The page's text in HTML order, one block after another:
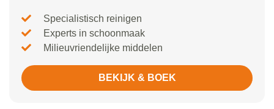
Specialistisch reinigen
Experts in schoonmaak
Milieuvriendelijke middelen
BEKIJK & BOEK